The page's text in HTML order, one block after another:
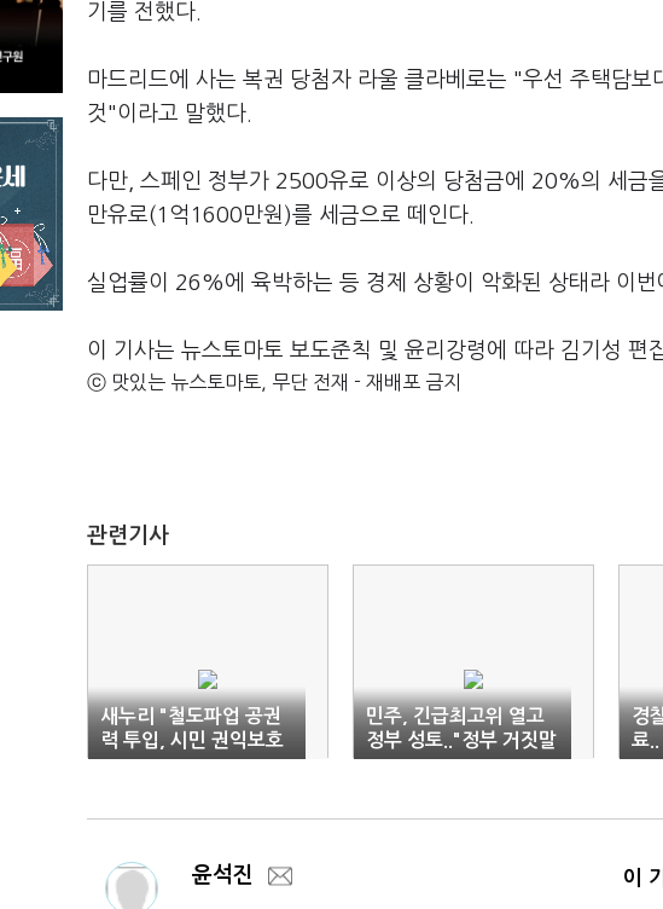
기를 전했다.
마드리드에 사는 복권 당첨자 라울 클라베로는 "우선 주택담
것"이라고 말했다.
다만, 스페인 정부가 2500유로 이상의 당첨금에 20%의 세금
만유로(1억1600만원)를 세금으로 떼인다.
실업률이 26%에 육박하는 등 경제 상황이 악화된 상태라 이
이 기사는 뉴스토마토 보도준칙 및 윤리강령에 따라 김기성 편
ⓒ 맛있는 뉴스토마토, 무단 전재 - 재배포 금지
관련기사
새누리 "철도파업 공권
력 투입, 시민 권익보호
위한 것"
민주, 긴급최고위 열고
정부 성토.."정부 거짓말
해"
경
료..
진
윤석진 이